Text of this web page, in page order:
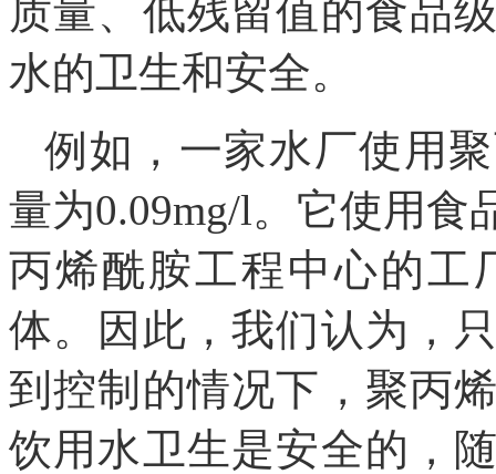
质量、低残留值的食品
水的卫生和安全。
例如，一家水厂使用
量为0.09mg/l。它使用食
丙烯酰胺工程中心的工
体。因此，我们认为，
到控制的情况下，聚丙
饮用水卫生是安全的，